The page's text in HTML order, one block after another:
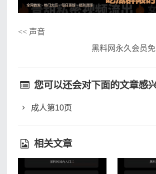
<<声音
黑料网永久会员
您可以还会对下面的文章感兴
成人第10页
相关文章